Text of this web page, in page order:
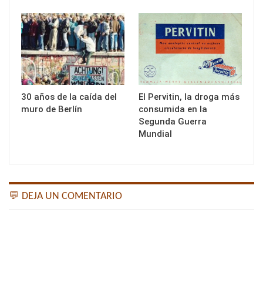
30 años de la caída del
muro de Berlín
El Pervitin, la droga más
consumida en la
Segunda Guerra
Mundial
💬 DEJA UN COMENTARIO